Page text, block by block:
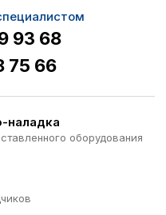
93 68
75 66
наладка
оборудования